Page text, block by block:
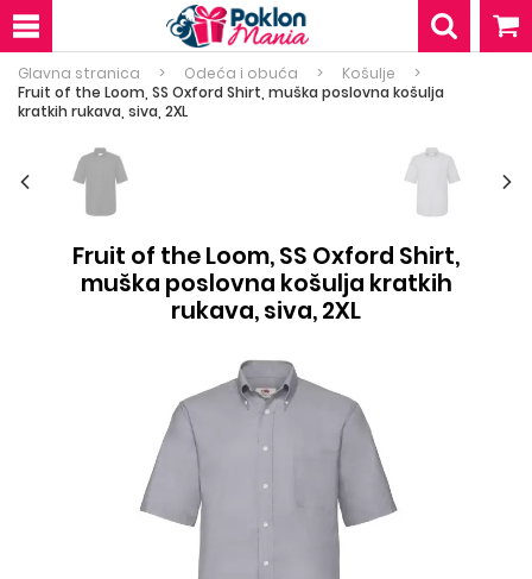
Glavna stranica Odeća i obuća
Košulje
Fruit of the Loom, SS Oxford Shirt, muška poslovna košulja
kratkih rukava, siva, 2XL
Fruit of the Loom, SS Oxford Shirt,
muška poslovna košulja kratkih
rukava, siva, 2XL